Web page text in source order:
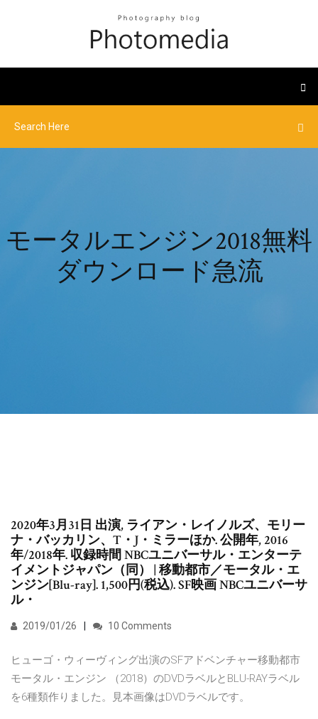
モータルエンジン2018無料
ダウンロード急流
2020年3月31日 出演, ライアン・レイノルズ、モリー
ナ・バッカリン、T・J・ミラーほか. 公開年, 2016
年/2018年. 収録時間 NBCユニバーサル・エンターテ
イメントジャパン（同） | 移動都市／モータル・エ
ンジン[Blu-ray]. 1,500円(税込). SF映画 NBCユニバーサ
ル・
2019/01/26 10 Comments
ヒューゴ・ウィーヴィング出演のSFアドベンチャー移動都市
モータル・エンジン （2018）のDVDラベルとBLU-RAYラベル
を6種類作りました。見本画像はDVDラベルです。